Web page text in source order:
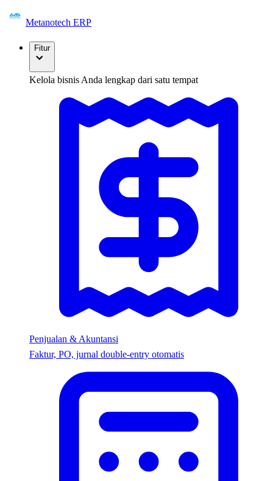
Metanotech ERP
Fitur
Kelola bisnis Anda lengkap dari satu tempat
Penjualan & Akuntansi
Faktur, PO, jurnal double-entry otomatis